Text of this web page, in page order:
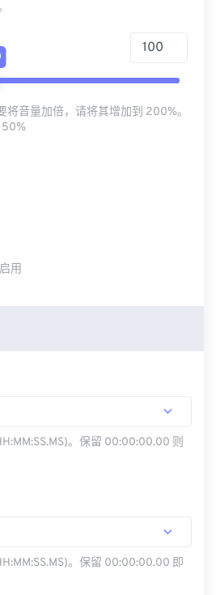
将音量加倍，请将其增加到 200%。
50%
用
。保留 00:00:00.00 则
。保留 00:00:00.00 即